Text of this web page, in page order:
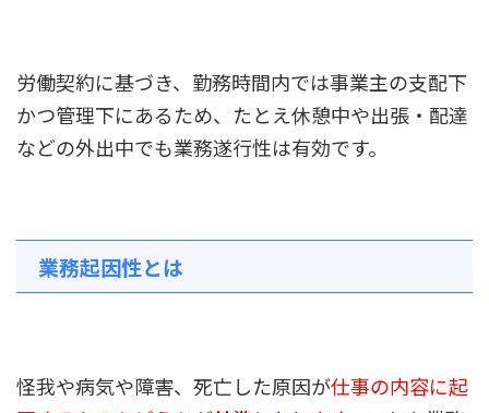
労働契約に基づき、勤務時間内では事業主の支配下
かつ管理下にあるため、たとえ休憩中や出張・配達
などの外出中でも業務遂行性は有効です。
業務起因性とは
怪我や病気や障害、死亡した原因が仕事の内容に起